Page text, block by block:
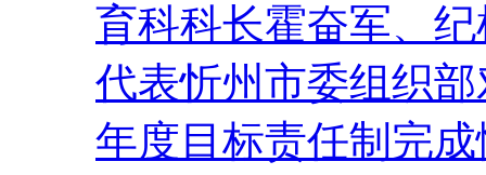
育科科长霍奋军、
代表忻州市委组织
年度目标责任制完